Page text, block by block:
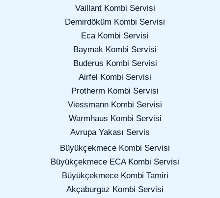
Vaillant Kombi Servisi
Demirdöküm Kombi Servisi
Eca Kombi Servisi
Baymak Kombi Servisi
Buderus Kombi Servisi
Airfel Kombi Servisi
Protherm Kombi Servisi
Viessmann Kombi Servisi
Warmhaus Kombi Servisi
Avrupa Yakası Servis
Büyükçekmece Kombi Servisi
Büyükçekmece ECA Kombi Servisi
Büyükçekmece Kombi Tamiri
Akçaburgaz Kombi Servisi